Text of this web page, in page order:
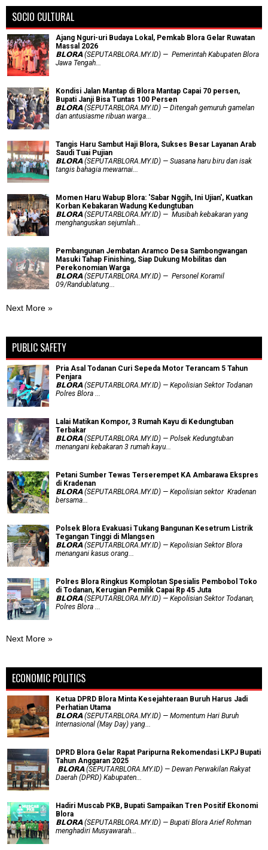
SOCIO CULTURAL
Ajang Nguri-uri Budaya Lokal, Pemkab Blora Gelar Ruwatan
Massal 2026
𝗕𝗟𝗢𝗥𝗔 (SEPUTARBLORA.MY.ID) — Pemerintah Kabupaten Blora
Jawa Tengah...
Kondisi Jalan Mantap di Blora Mantap Capai 70 persen,
Bupati Janji Bisa Tuntas 100 Persen
𝗕𝗟𝗢𝗥𝗔 (SEPUTARBLORA.MY.ID) — Ditengah gemuruh gamelan
dan antusiasme ribuan warga...
Tangis Haru Sambut Haji Blora, Sukses Besar Layanan Arab
Saudi Tuai Pujian
𝗕𝗟𝗢𝗥𝗔 (SEPUTARBLORA.MY.ID) — Suasana haru biru dan isak
tangis bahagia mewarnai...
Momen Haru Wabup Blora: ​'Sabar Nggih, Ini Ujian', Kuatkan
Korban Kebakaran Wadung Kedungtuban
𝗕𝗟𝗢𝗥𝗔 (SEPUTARBLORA.MY.ID) — Musibah kebakaran yang
menghanguskan sejumlah...
Pembangunan Jembatan Aramco Desa Sambongwangan
Masuki Tahap Finishing, Siap Dukung Mobilitas dan
Perekonomian Warga
𝗕𝗟𝗢𝗥𝗔 (SEPUTARBLORA.MY.ID) — Personel Koramil
09/Randublatung...
Next More »
PUBLIC SAFETY
Pria Asal Todanan Curi Sepeda Motor Terancam 5 Tahun
Penjara
𝗕𝗟𝗢𝗥𝗔 (SEPUTARBLORA.MY.ID) — Kepolisian Sektor Todanan
Polres Blora ...
Lalai Matikan Kompor, 3 Rumah Kayu di Kedungtuban
Terbakar
𝗕𝗟𝗢𝗥𝗔 (SEPUTARBLORA.MY.ID) — Polsek Kedungtuban
menangani kebakaran 3 rumah kayu...
Petani Sumber Tewas Terserempet KA Ambarawa Ekspres
di Kradenan
𝗕𝗟𝗢𝗥𝗔 (SEPUTARBLORA.MY.ID) — Kepolisian sektor Kradenan
bersama...
Polsek Blora Evakuasi Tukang Bangunan Kesetrum Listrik
Tegangan Tinggi di Mlangsen
𝗕𝗟𝗢𝗥𝗔 (SEPUTARBLORA.MY.ID) — Kepolisian Sektor Blora
menangani kasus orang...
Polres Blora Ringkus Komplotan Spesialis Pembobol Toko
di Todanan, Kerugian Pemilik Capai Rp 45 Juta
𝗕𝗟𝗢𝗥𝗔 (SEPUTARBLORA.MY.ID) — Kepolisian Sektor Todanan,
Polres Blora ...
Next More »
ECONOMIC POLITICS
Ketua DPRD Blora Minta Kesejahteraan Buruh Harus Jadi
Perhatian Utama
​𝗕𝗟𝗢𝗥𝗔 (SEPUTARBLORA.MY.ID) — Momentum Hari Buruh
Internasional (May Day) yang...
DPRD Blora Gelar Rapat Paripurna Rekomendasi LKPJ Bupati
Tahun Anggaran 2025
‎ 𝗕𝗟𝗢𝗥𝗔 (SEPUTARBLORA.MY.ID) — Dewan Perwakilan Rakyat
Daerah (DPRD) Kabupaten...
Hadiri Muscab PKB, Bupati Sampaikan Tren Positif Ekonomi
Blora
𝗕𝗟𝗢𝗥𝗔 (SEPUTARBLORA.MY.ID) — Bupati Blora Arief Rohman
menghadiri Musyawarah...